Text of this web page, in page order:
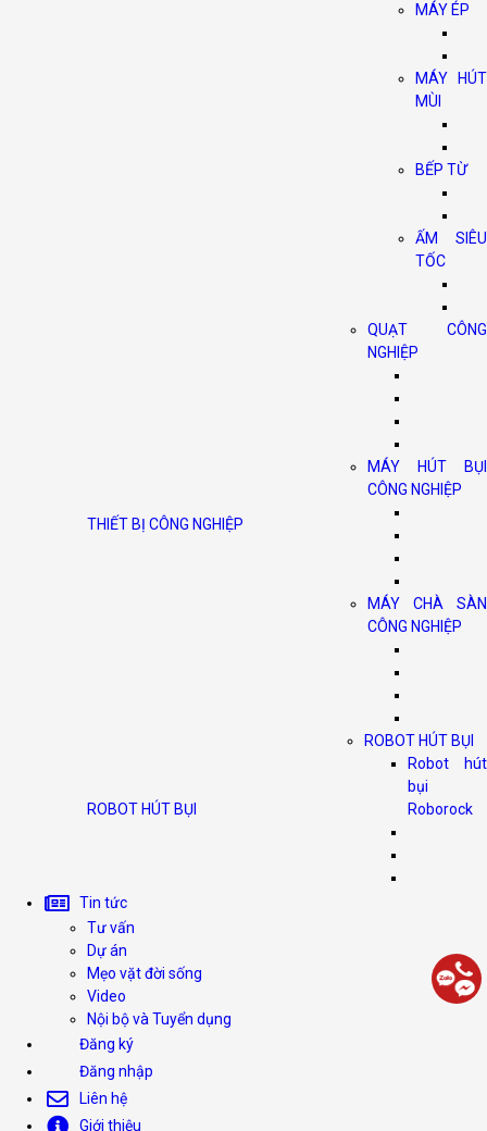
MÁY ÉP
MÁY HÚT
MÙI
BẾP TỪ
ẤM SIÊU
TỐC
THIẾT BỊ CÔNG NGHIỆP
QUẠT CÔNG
NGHIỆP
MÁY HÚT BỤI
CÔNG NGHIỆP
MÁY CHÀ SÀN
CÔNG NGHIỆP
ROBOT HÚT BỤI
ROBOT HÚT BỤI
Robot hút
bụi
Roborock
Tin tức
Tư vấn
Dự án
Mẹo vặt đời sống
Video
Nội bộ và Tuyển dụng
Đăng ký
Đăng nhập
Liên hệ
Giới thiệu